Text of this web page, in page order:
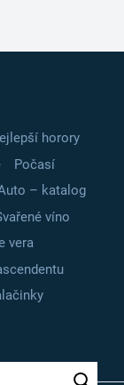
horory
Počasí
– katalog
víno
vera